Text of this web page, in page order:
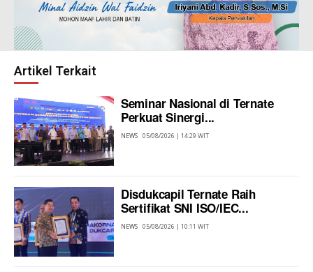
Artikel Terkait
Seminar Nasional di Ternate
Perkuat Sinergi...
NEWS 05/08/2026 | 14:29 WIT
Disdukcapil Ternate Raih
Sertifikat SNI ISO/IEC...
NEWS 05/08/2026 | 10:11 WIT